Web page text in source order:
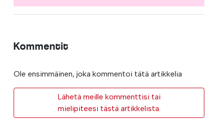
Kommentit
Ole ensimmäinen, joka kommentoi tätä artikkelia
Lähetä meille kommenttisi tai
mielipiteesi tästä artikkelista.